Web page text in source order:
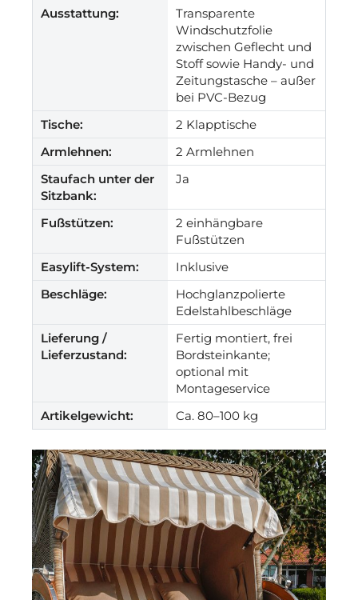
Ausstattung:
Transparente
Windschutzfolie
zwischen Geflecht und
Stoff sowie Handy- und
Zeitungstasche – außer
bei PVC-Bezug
Tische:
2 Klapptische
Armlehnen:
2 Armlehnen
Staufach unter der
Sitzbank:
Ja
Fußstützen:
2 einhängbare
Fußstützen
Easylift-System:
Inklusive
Beschläge:
Hochglanzpolierte
Edelstahlbeschläge
Lieferung /
Lieferzustand:
Fertig montiert, frei
Bordsteinkante;
optional mit
Montageservice
Artikelgewicht:
Ca. 80–100 kg